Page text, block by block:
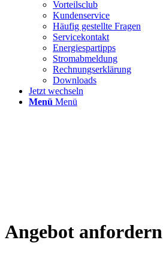
Vorteilsclub
Kundenservice
Häufig gestellte Fragen
Servicekontakt
Energiespartipps
Stromabmeldung
Rechnungserklärung
Downloads
Jetzt wechseln
Menü Menü
Angebot anfordern